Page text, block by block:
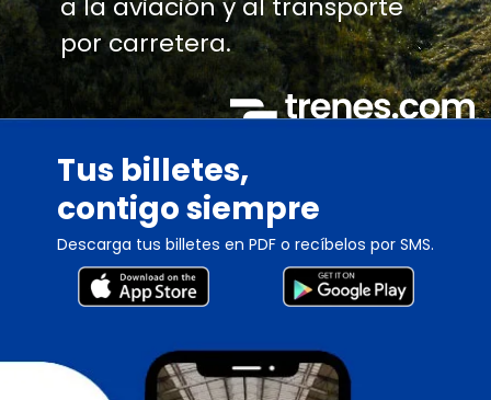
a la aviación y al transporte
por carretera.
Tus billetes,
contigo siempre
Descarga tus billetes en PDF o recíbelos por SMS.